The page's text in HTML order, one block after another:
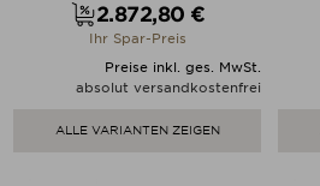
Preis
2.872,80 €
Ihr Spar-Preis
Preise inkl. ges. MwSt.
absolut versandkostenfrei
ALLE VARIANTEN ZEIGEN